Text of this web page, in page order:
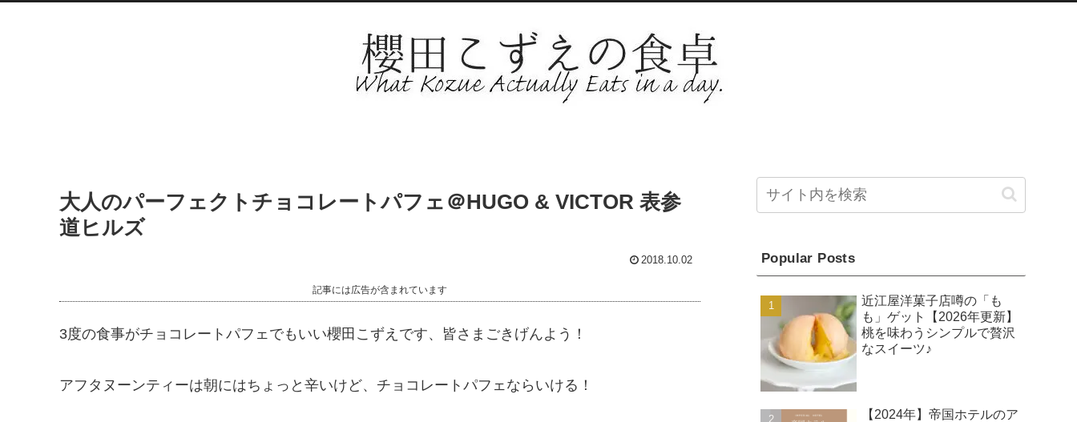
大人のパーフェクトチョコレートパフェ＠HUGO & VICTOR 表参
道ヒルズ
2018.10.02
記事には広告が含まれています
3度の食事がチョコレートパフェでもいい櫻田こずえです、皆さまごきげんよう！
アフタヌーンティーは朝にはちょっと辛いけど、チョコレートパフェならいける！
Popular Posts
近江屋洋菓子店噂の「も
も」ゲット【2026年更新】
桃を味わうシンプルで贅沢
なスイーツ♪
【2024年】帝国ホテルのア